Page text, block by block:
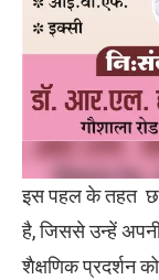
इस पहल के तहत
है, जिससे उन्हें
शैक्षणिक प्रदर्शन